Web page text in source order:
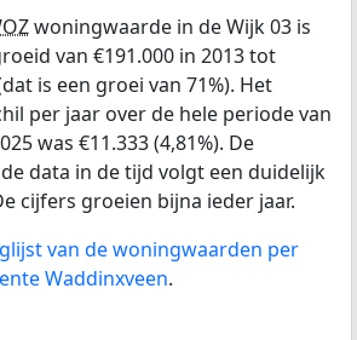
woningwaarde in de Wijk 03 is
van €191.000 in 2013 tot
is een groei van 71%). Het
per jaar over de hele periode van
was €11.333 (4,81%). De
data in de tijd volgt een duidelijk
cijfers groeien bijna ieder jaar.
van de woningwaarden per
Waddinxveen.